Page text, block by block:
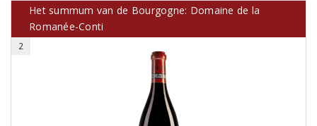
Het summum van de Bourgogne: Domaine de la
Romanée-Conti
2